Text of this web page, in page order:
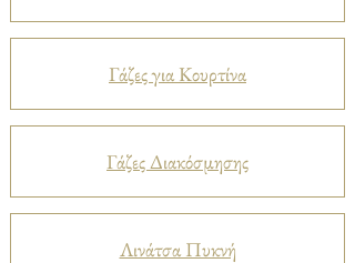
Γάζες για Κουρτίνα
Γάζες Διακόσμησης
Λινάτσα Πυκνή